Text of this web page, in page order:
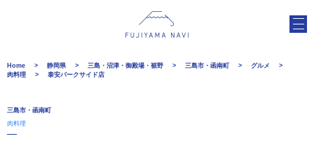
Home 静岡県 三島・沼津・御殿場・裾野 三島市・函南町
グルメ
肉料理
泰安パークサイド店
三島市・函南町
肉料理